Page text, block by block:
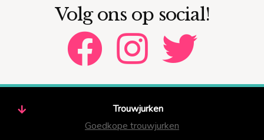
Volg ons op social!
Trouwjurken
Goedkope trouwjurken